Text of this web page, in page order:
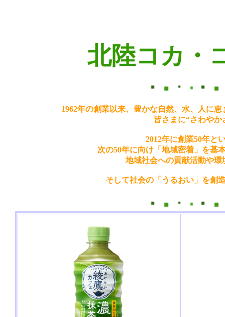
北陸コカ・
1962年の創業以来、豊かな自然、水、人に
皆さまに“さわや
2012年に創業50年と
次の50年に向け「地域密着」を基
地域社会への貢献活動や
そして社会の「うるおい」を創